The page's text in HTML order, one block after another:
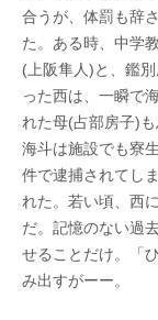
合うが、体罰も辞
た。ある時、中学
(上阪隼人)と、鑑
った西は、一瞬で
れた母(占部房子)
海斗は施設でも寮
件で逮捕されてし
れた。若い頃、西
だ。記憶のない過
せることだけ。「
み出すがーー。